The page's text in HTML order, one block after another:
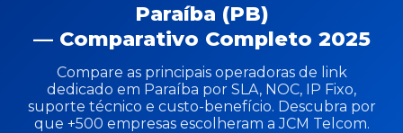
Paraíba (PB)
— Comparativo Completo 2025
Compare as principais operadoras de link
dedicado em Paraíba por SLA, NOC, IP Fixo,
suporte técnico e custo-benefício. Descubra por
que +500 empresas escolheram a JCM Telcom.